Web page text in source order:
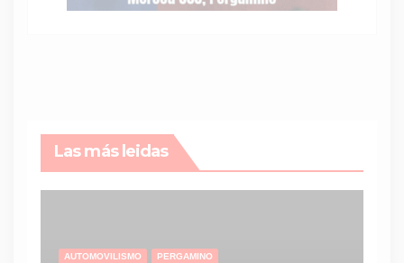
Las más leidas
AUTOMOVILISMO PERGAMINO